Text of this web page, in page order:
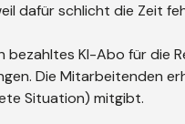
dafür schlicht die Zeit
bezahltes KI-Abo für die
Die Mitarbeitenden
Situation) mitgibt.